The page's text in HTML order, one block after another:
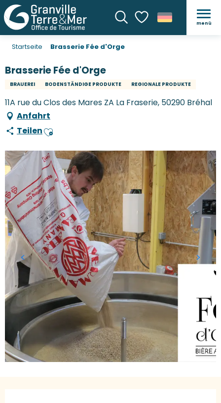
SucheVoir les favoris
menü
Startseite Brasserie Fée d'Orge
Brasserie Fée d'Orge
BRAUEREI BODENSTÄNDIGE PRODUKTE REGIONALE PRODUKTE
11A rue du Clos des Mares ZA La Fraserie, 50290 Bréhal
Anfahrt
TeilenAjouter aux favoris